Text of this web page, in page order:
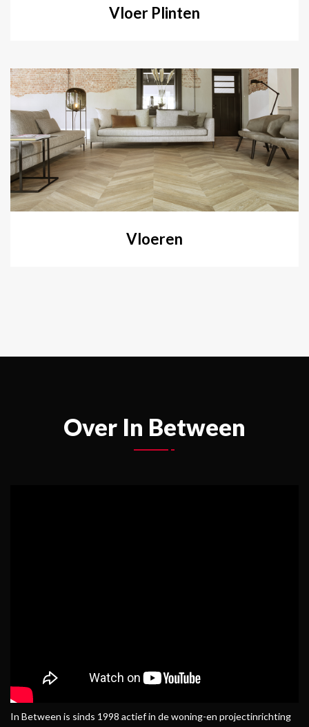
Vloer Plinten
Vloeren
Over In Between
In Between is sinds 1998 actief in de woning-en projectinrichting